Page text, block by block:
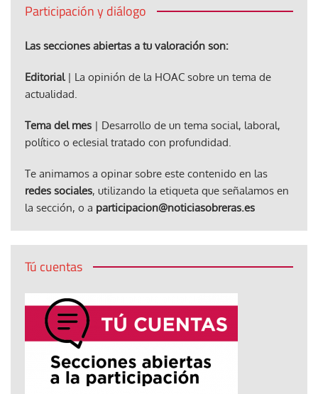
Participación y diálogo
Las secciones abiertas a tu valoración son:
Editorial| La opinión de la HOAC sobre un tema de
actualidad.
Tema del mes | Desarrollo de un tema social, laboral,
político o eclesial tratado con profundidad.
Te animamos a opinar sobre este contenido en las
redes sociales, utilizando la etiqueta que señalamos en
la sección, o a participacion@noticiasobreras.es
Tú cuentas